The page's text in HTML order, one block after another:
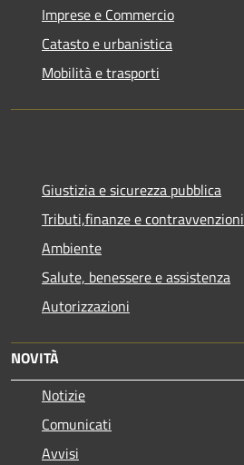
Imprese e Commercio
Catasto e urbanistica
Mobilità e trasporti
Giustizia e sicurezza pubblica
Tributi,finanze e contravvenzioni
Ambiente
Salute, benessere e assistenza
Autorizzazioni
NOVITÀ
Notizie
Comunicati
Avvisi